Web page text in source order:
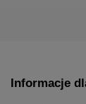
Informacje